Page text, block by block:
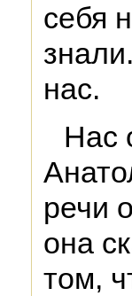
себя
нас.
Нас
речи
она
том,